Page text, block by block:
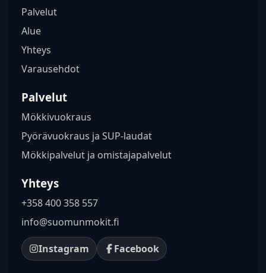
Palvelut
Alue
Yhteys
Varausehdot
Palvelut
Mökkivuokraus
Pyörävuokraus ja SUP-laudat
Mökkipalvelut ja omistajapalvelut
Yhteys
+358 400 358 557
info@suomunmokit.fi
Instagram Facebook